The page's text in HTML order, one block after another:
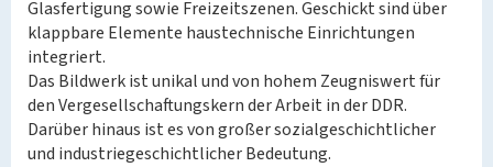
Glasfertigung sowie Freizeitszenen. Geschickt sind über
klappbare Elemente haustechnische Einrichtungen
integriert.
Das Bildwerk ist unikal und von hohem Zeugniswert für
den Vergesellschaftungskern der Arbeit in der DDR.
Darüber hinaus ist es von großer sozialgeschichtlicher
und industriegeschichtlicher Bedeutung.